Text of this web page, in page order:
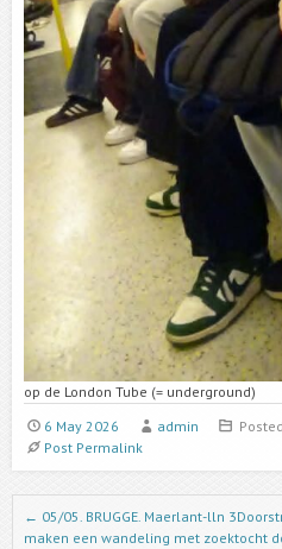
op de London Tube (= underground)
6 May 2026
admin
Post Permalink
Post navigation
← 05/05. BRUGGE. Maerlant-lln
maken een wandeling met zoektocht